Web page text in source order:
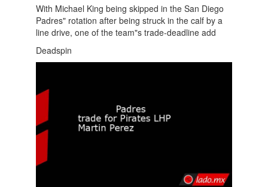
With Michael King being skipped in the San Diego
Padres" rotation after being struck in the calf by a
line drive, one of the team"s trade-deadline add
Deadspin